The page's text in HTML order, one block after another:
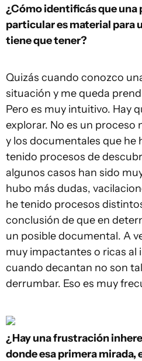
¿Cómo identificás que una
particular es material para
tiene que tener?
Quizás cuando conozco
situación y me queda
Pero es muy intuitivo. Hay
explorar. No es un proceso
y los documentales que he
tenido procesos de
algunos casos han sido
hubo más dudas,
he tenido procesos
conclusión de que en
un posible documental. A
muy impactantes o ricas al
cuando decantan no son
derrumbar. Eso es muy
¿Hay una frustración
donde esa primera mirada,